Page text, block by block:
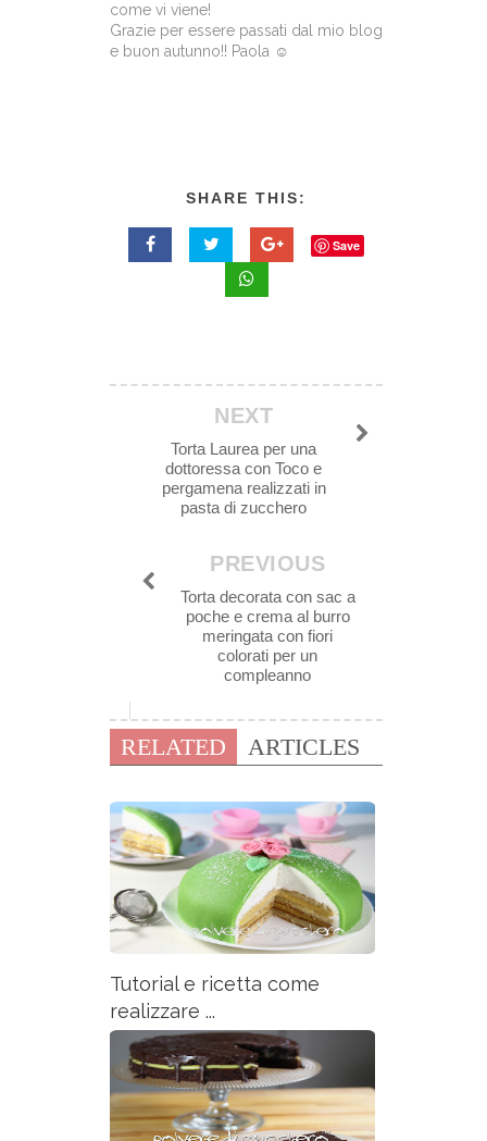
come vi viene!
Grazie per essere passati dal mio blog
e buon autunno!! Paola ☺
SHARE THIS:
Save
NEXT
Torta Laurea per una
dottoressa con Toco e
pergamena realizzati in
pasta di zucchero
PREVIOUS
Torta decorata con sac a
poche e crema al burro
meringata con fiori
colorati per un
compleanno
RELATED ARTICLES
Tutorial e ricetta come
realizzare ...